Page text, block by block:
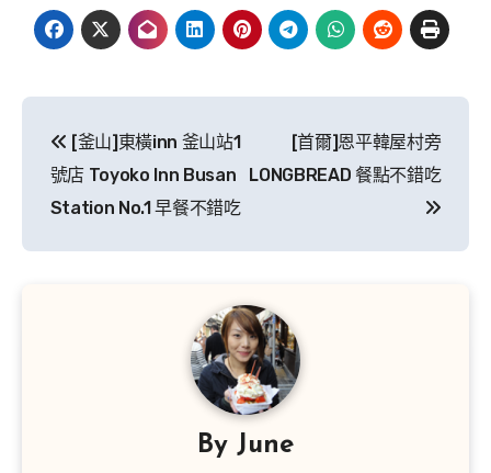
章
導
覽
[釜山]東橫inn 釜山站1
號店 Toyoko Inn Busan
Station No.1 早餐不錯吃
[首爾]恩平韓屋村旁
LONGBREAD 餐點不錯吃
By June